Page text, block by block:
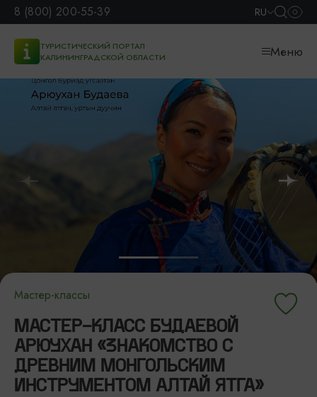
8 (800) 200-55-39 RU
ТУРИСТИЧЕСКИЙ ПОРТАЛ
КАЛИНИНГРАДСКОЙ ОБЛАСТИ
Меню
Мастер-классы
МАСТЕР-КЛАСС БУДАЕВОЙ
АРЮУХАН «ЗНАКОМСТВО С
ДРЕВНИМ МОНГОЛЬСКИМ
ИНСТРУМЕНТОМ АЛТАЙ ЯТГА»